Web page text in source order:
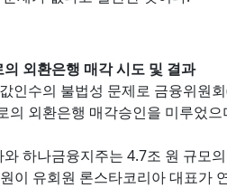
외환은행 매각 시도 및 결과
인수의 불법성 문제로 금융위원
의 외환은행 매각승인을 미루었
하나금융지주는 4.7조 원 규모
이 유회원 론스타코리아 대표가